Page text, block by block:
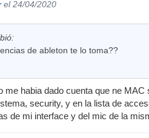
el 24/04/2020
de ableton te lo toma??
me habia dado cuenta que ne
security, y en la lista de
de mi interface y del mic de la